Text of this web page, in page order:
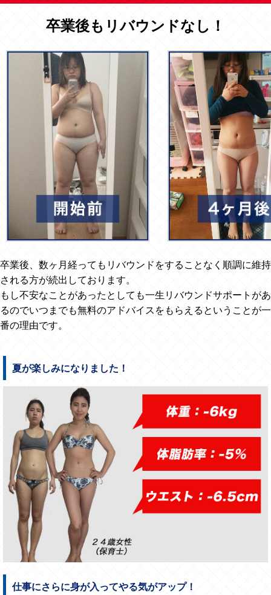
卒業後もリバウンドなし！
卒業後、数ヶ月経ってもリバウンドをすることなく順調に維持
される方が続出しております。
もし不安なことがあったとしても一生リバウンドサポートがあ
るのでいつまでも無料のアドバイスをもらえるということが一
番の理由です。
夏が楽しみになりました！
仕事にさらに身が入ってやる気がアップ！